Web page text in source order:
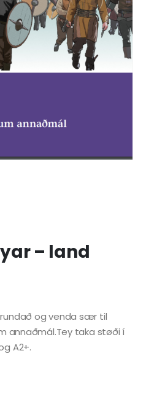
– land
og venda sær til
annaðmál.Tey taka støði í
A2+.